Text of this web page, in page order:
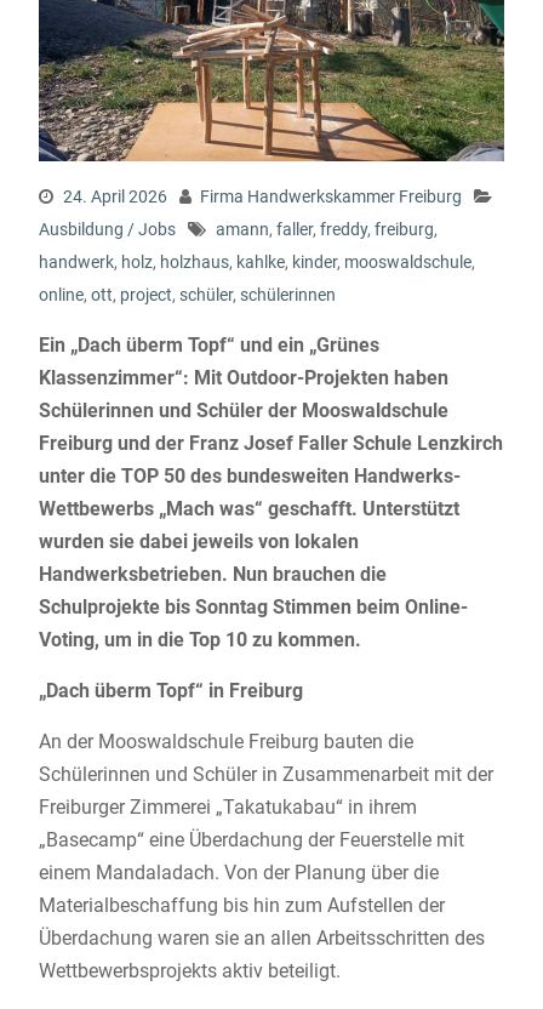
24. April 2026
Firma Handwerkskammer Freiburg
Ausbildung / Jobs
amann, faller, freddy, freiburg,
handwerk, holz, holzhaus, kahlke, kinder, mooswaldschule,
online, ott, project, schüler, schülerinnen
Ein „Dach überm Topf“ und ein „Grünes
Klassenzimmer“: Mit Outdoor-Projekten haben
Schülerinnen und Schüler der Mooswaldschule
Freiburg und der Franz Josef Faller Schule Lenzkirch
unter die TOP 50 des bundesweiten Handwerks-
Wettbewerbs „Mach was“ geschafft. Unterstützt
wurden sie dabei jeweils von lokalen
Handwerksbetrieben. Nun brauchen die
Schulprojekte bis Sonntag Stimmen beim Online-
Voting, um in die Top 10 zu kommen.
„Dach überm Topf“ in Freiburg
An der Mooswaldschule Freiburg bauten die
Schülerinnen und Schüler in Zusammenarbeit mit der
Freiburger Zimmerei „Takatukabau“ in ihrem
„Basecamp“ eine Überdachung der Feuerstelle mit
einem Mandaladach. Von der Planung über die
Materialbeschaffung bis hin zum Aufstellen der
Überdachung waren sie an allen Arbeitsschritten des
Wettbewerbsprojekts aktiv beteiligt.